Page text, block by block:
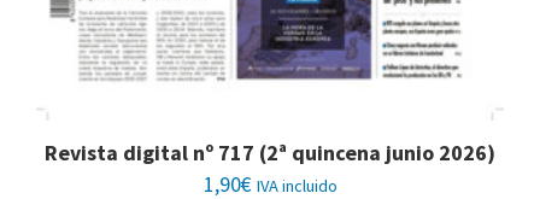
Revista digital nº 717 (2ª quincena junio 2026)
1,90€ IVA incluido